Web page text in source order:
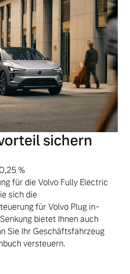
sichern
%
für die Volvo Fully Electric
sich die
für Volvo Plug in-
bietet Ihnen auch
Sie Ihr Geschäftsfahrzeug
versteuern.